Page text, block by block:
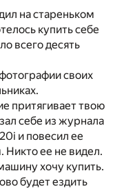
на стареньком
купить себе
всего десять
своих
притягивает твою
себе из журнала
и повесил ее
ее не видел.
хочу купить.
будет ездить